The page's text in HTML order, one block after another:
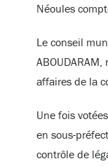
Néoules
Le conseil
affaires de la
Une fois
en sous-
contrôle de